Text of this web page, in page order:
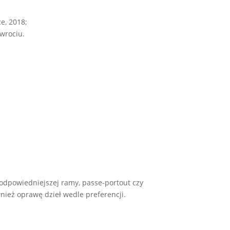
2018;
ramy, passe-portout czy
oprawę dzieł wedle preferencji.